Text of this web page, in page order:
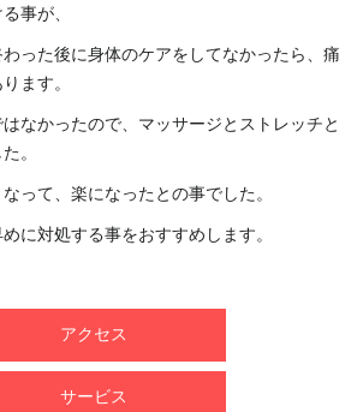
事が、
った後に身体のケアをしてなかったら、痛
ます。
なかったので、マッサージとストレッチと
。
って、楽になったとの事でした。
に対処する事をおすすめします。
アクセス
サービス